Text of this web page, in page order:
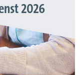
2026